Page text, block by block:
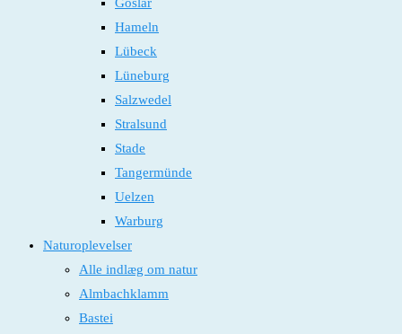
Hameln
Lübeck
Lüneburg
Salzwedel
Stralsund
Stade
Tangermünde
Uelzen
Warburg
Naturoplevelser
Alle indlæg om natur
Almbachklamm
Bastei